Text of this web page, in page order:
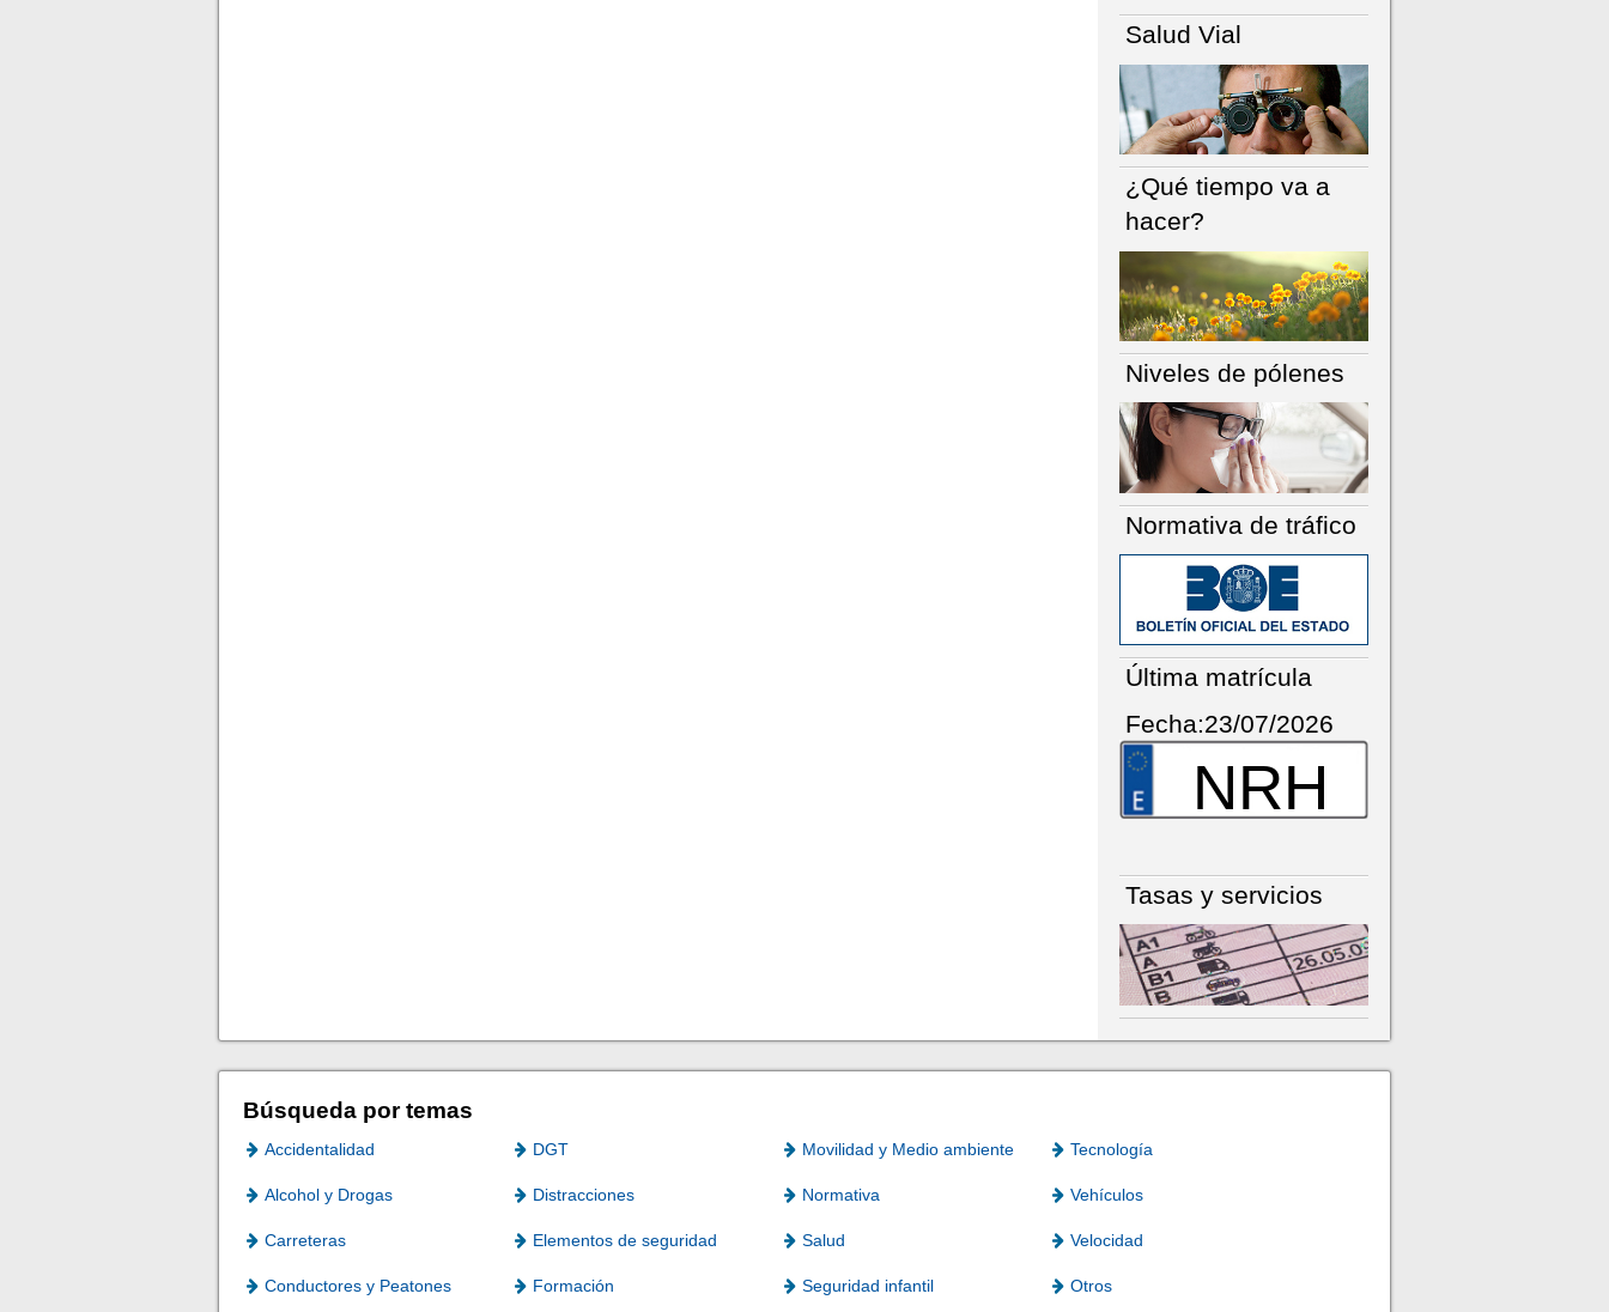
Salud Vial
¿Qué tiempo va a
hacer?
Niveles de pólenes
Normativa de tráfico
Última matrícula
Fecha:23/07/2026
NRH
Tasas y servicios
Búsqueda por temas
Accidentalidad DGT Movilidad y Medio ambiente Tecnología
Alcohol y Drogas Distracciones Normativa Vehículos
Carreteras Elementos de seguridad Salud Velocidad
Conductores y Peatones Formación Seguridad infantil Otros